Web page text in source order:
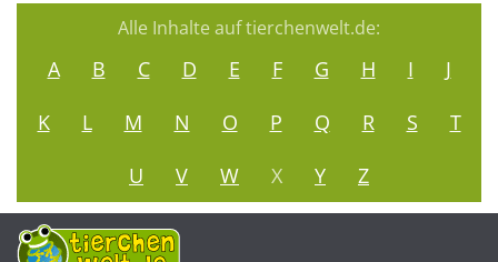
Alle Inhalte auf tierchenwelt.de:
A B C D E F G H I
J
K
L M N O P Q R S
T
U
V W X Y Z